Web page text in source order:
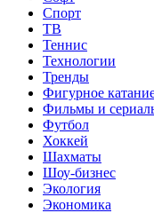
Спорт
ТВ
Теннис
Технологии
Тренды
Фигурное
Фильмы и
Футбол
Хоккей
Шахматы
Шоу-бизнес
Экология
Экономика